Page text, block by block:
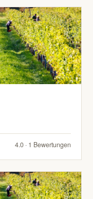
4.0 · 1 Bewertungen